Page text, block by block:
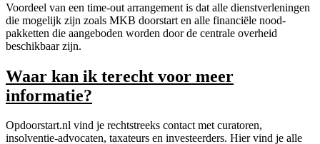
Voordeel van een time-out arrangement is dat alle dienstverleningen
die mogelijk zijn zoals MKB doorstart en alle financiële nood-
pakketten die aangeboden worden door de centrale overheid
beschikbaar zijn.
Waar kan ik terecht voor meer
informatie?
Opdoorstart.nl vind je rechtstreeks contact met curatoren,
insolventie-advocaten, taxateurs en investeerders. Hier vind je alle